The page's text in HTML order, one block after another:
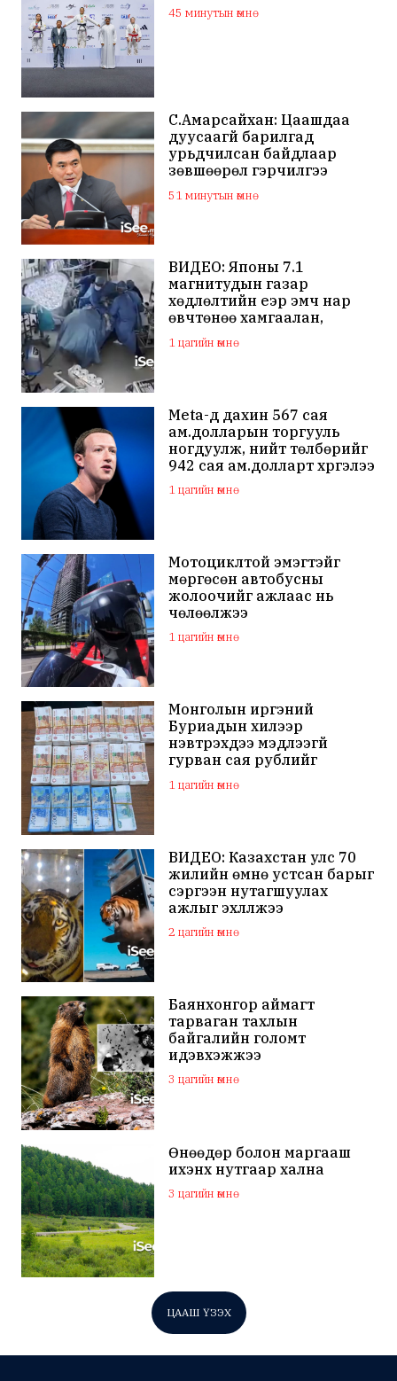
45 минутын өмнө
С.Амарсайхан: Цаашдаа
дуусаагүй барилгад
урьдчилсан байдлаар
зөвшөөрөл гэрчилгээ
байгуулалт хийж
51 минутын өмнө
ВИДЕО: Японы 7.1
магнитудын газар
хөдлөлтийн үеэр эмч нар
өвчтөнөө хамгаалан,
хагалгаагаа үргэлжлүүлжээ
1 цагийн өмнө
Meta-д дахин 567 сая
ам.долларын торгууль
ногдуулж, нийт төлбөрийг
942 сая ам.долларт хүргэлээ
1 цагийн өмнө
Мотоциклтой эмэгтэйг
мөргөсөн автобусны
жолоочийг ажлаас нь
чөлөөлжээ
1 цагийн өмнө
Монголын иргэний
Буриадын хилээр
нэвтрэхдээ мэдүүлээгүй
гурван сая рублийг
хураажээ
1 цагийн өмнө
ВИДЕО: Казахстан улс 70
жилийн өмнө устсан барыг
сэргээн нутагшуулах
ажлыг эхлүүлжээ
2 цагийн өмнө
Баянхонгор аймагт
тарваган тахлын
байгалийн голомт
идэвхэжжээ
3 цагийн өмнө
Өнөөдөр болон маргааш
ихэнх нутгаар хална
3 цагийн өмнө
ЦААШ ҮЗЭХ